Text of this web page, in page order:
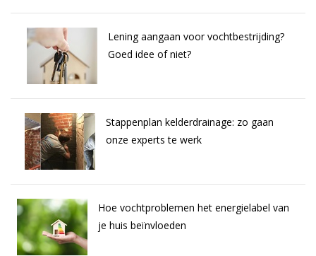
Lening aangaan voor vochtbestrijding?
Goed idee of niet?
Stappenplan kelderdrainage: zo gaan
onze experts te werk
Hoe vochtproblemen het energielabel van
je huis beïnvloeden